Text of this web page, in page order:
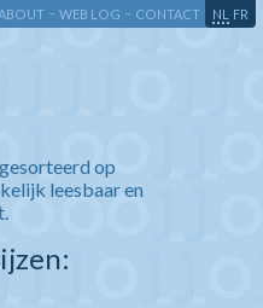
- WEB LOG - CONTACT NL FR
op
leesbaar en